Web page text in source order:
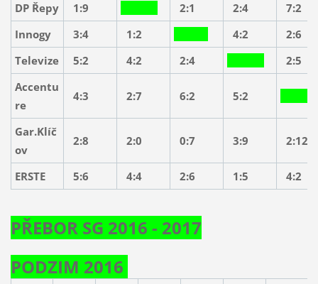
DP Řepy 1:9 2:1 2:4
7:2
Innogy
3:4 1:2 4:2
2:6
Televize
5:2 4:2 2:4
2:5
Accentu
re
4:3 2:7 6:2 5:2
Gar.Klíč
ov
2:8 2:0 0:7 3:9 2:12
ERSTE 5:6 4:4 2:6 1:5 4:2
PŘEBOR SG 2016 - 2017
PODZIM 2016